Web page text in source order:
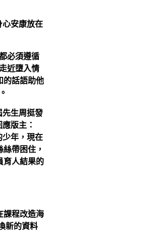
心安康放在
必須遵循
近墮入情
的話語助他
先生周挺發
版主：
少年，現在
帶困住，
育人結果的
課程改造海
新的資料